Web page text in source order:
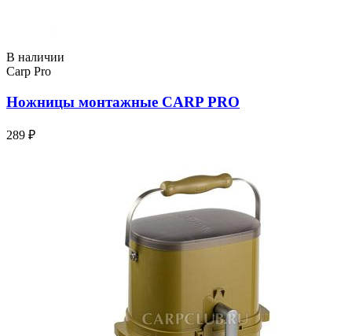
В наличии
Carp Pro
Ножницы монтажные CARP PRO
289 ₽